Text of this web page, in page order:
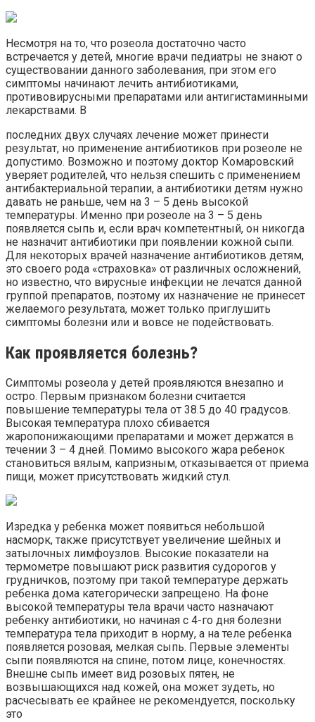
Несмотря на то, что розеола достаточно часто
встречается у детей, многие врачи педиатры не знают о
существовании данного заболевания, при этом его
симптомы начинают лечить антибиотиками,
противовирусными препаратами или антигистаминными
лекарствами. В
последних двух случаях лечение может принести
результат, но применение антибиотиков при розеоле не
допустимо. Возможно и поэтому доктор Комаровский
уверяет родителей, что нельзя спешить с применением
антибактериальной терапии, а антибиотики детям нужно
давать не раньше, чем на 3 – 5 день высокой
температуры. Именно при розеоле на 3 – 5 день
появляется сыпь и, если врач компетентный, он никогда
не назначит антибиотики при появлении кожной сыпи.
Для некоторых врачей назначение антибиотиков детям,
это своего рода «страховка» от различных осложнений,
но известно, что вирусные инфекции не лечатся данной
группой препаратов, поэтому их назначение не принесет
желаемого результата, может только приглушить
симптомы болезни или и вовсе не подействовать.
Как проявляется болезнь?
Симптомы розеола у детей проявляются внезапно и
остро. Первым признаком болезни считается
повышение температуры тела от 38.5 до 40 градусов.
Высокая температура плохо сбивается
жаропонижающими препаратами и может держатся в
течении 3 – 4 дней. Помимо высокого жара ребенок
становиться вялым, капризным, отказывается от приема
пищи, может присутствовать жидкий стул.
Изредка у ребенка может появиться небольшой
насморк, также присутствует увеличение шейных и
затылочных лимфоузлов. Высокие показатели на
термометре повышают риск развития судорогов у
грудничков, поэтому при такой температуре держать
ребенка дома категорически запрещено. На фоне
высокой температуры тела врачи часто назначают
ребенку антибиотики, но начиная с 4-го дня болезни
температура тела приходит в норму, а на теле ребенка
появляется розовая, мелкая сыпь. Первые элементы
сыпи появляются на спине, потом лице, конечностях.
Внешне сыпь имеет вид розовых пятен, не
возвышающихся над кожей, она может зудеть, но
расчесывать ее крайнее не рекомендуется, поскольку
это